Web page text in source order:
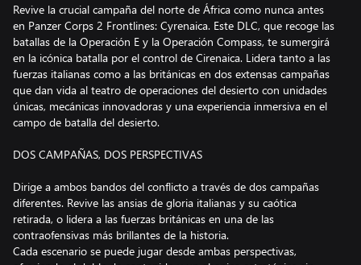
Revive la crucial campaña del norte de África como nunca antes
en Panzer Corps 2 Frontlines: Cyrenaica. Este DLC, que recoge las
batallas de la Operación E y la Operación Compass, te sumergirá
en la icónica batalla por el control de Cirenaica. Lidera tanto a las
fuerzas italianas como a las británicas en dos extensas campañas
que dan vida al teatro de operaciones del desierto con unidades
únicas, mecánicas innovadoras y una experiencia inmersiva en el
campo de batalla del desierto.
DOS CAMPAÑAS, DOS PERSPECTIVAS
Dirige a ambos bandos del conflicto a través de dos campañas
diferentes. Revive las ansias de gloria italianas y su caótica
retirada, o lidera a las fuerzas británicas en una de las
contraofensivas más brillantes de la historia.
Cada escenario se puede jugar desde ambas perspectivas,